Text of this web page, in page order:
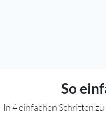
So
In 4 einfachen Schritten